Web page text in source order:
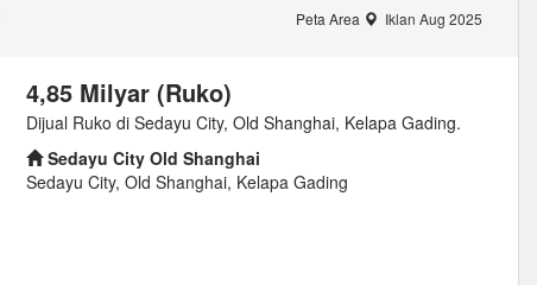
Peta Area Iklan Aug 2025
4,85 Milyar (Ruko)
Dijual Ruko di Sedayu City, Old Shanghai, Kelapa Gading.
Sedayu City Old Shanghai
Sedayu City, Old Shanghai, Kelapa Gading